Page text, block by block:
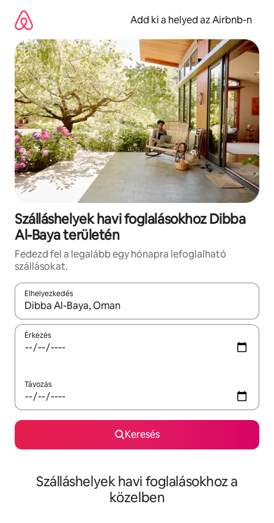
tartalomra
Add ki a helyed az Airbnb-n
Szálláshelyek havi foglalásokhoz Dibba
Al-Baya területén
Fedezd fel a legalább egy hónapra lefoglalható
szállásokat.
Elhelyezkedés
Az eredmények között a felfelé és a lefelé nyíllal
Érkezés
Távozás
Keresés
Szálláshelyek havi foglalásokhoz a
közelben